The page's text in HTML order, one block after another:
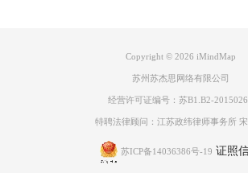
Copyright © 2026 iMindMap
苏州苏杰思网络有限公司
经营许可证编号：苏B1.B2-
特聘法律顾问：江苏政纬律师事务所
苏ICP备14036386号-19 证照